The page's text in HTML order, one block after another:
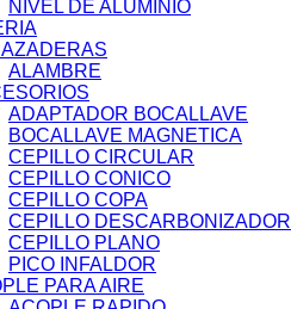
NIVEL DE ALUMINIO
ALAMBRE
ADAPTADOR BOCALLAVE
BOCALLAVE MAGNETICA
CEPILLO CIRCULAR
CEPILLO CONICO
CEPILLO COPA
CEPILLO DESCARBONIZADOR
CEPILLO PLANO
PICO INFALDOR
PARA AIRE